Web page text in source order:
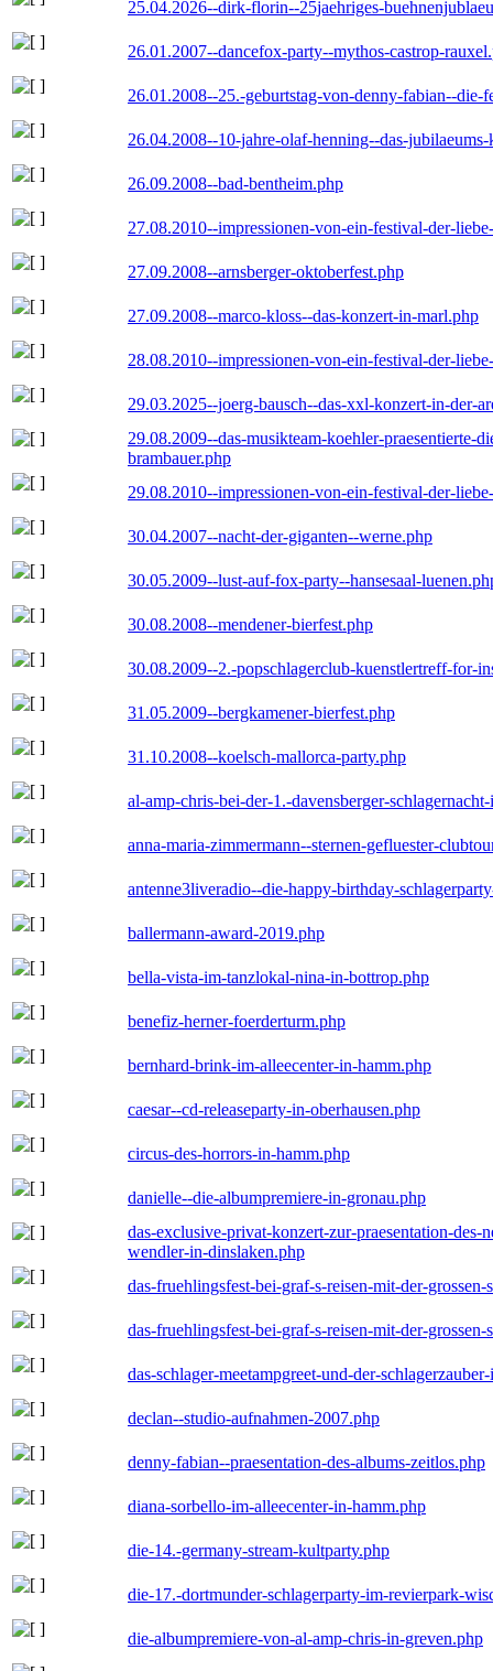
25.04.2026--dirk-florin--25jaehriges-
26.01.2007--dancefox-party--mythos-castrop-
26.01.2008--25.-geburtstag-von-denny-fabian--die-
26.04.2008--10-jahre-olaf-henning--das-
26.09.2008--bad-bentheim.php
27.08.2010--impressionen-von-ein-festival-der-
27.09.2008--arnsberger-oktoberfest.php
27.09.2008--marco-kloss--das-konzert-in-marl.php
28.08.2010--impressionen-von-ein-festival-der-
29.03.2025--joerg-bausch--das-xxl-konzert-in-der-
29.08.2009--das-musikteam-koehler-praesentierte-
brambauer.php
29.08.2010--impressionen-von-ein-festival-der-
30.04.2007--nacht-der-giganten--werne.php
30.05.2009--lust-auf-fox-party--hansesaal-
30.08.2008--mendener-bierfest.php
30.08.2009--2.-popschlagerclub-kuenstlertreff-for-
31.05.2009--bergkamener-bierfest.php
31.10.2008--koelsch-mallorca-party.php
al-amp-chris-bei-der-1.-davensberger-
anna-maria-zimmermann--sternen-gefluester-
antenne3liveradio--die-happy-birthday-
ballermann-award-2019.php
bella-vista-im-tanzlokal-nina-in-bottrop.php
benefiz-herner-foerderturm.php
bernhard-brink-im-alleecenter-in-hamm.php
caesar--cd-releaseparty-in-oberhausen.php
circus-des-horrors-in-hamm.php
danielle--die-albumpremiere-in-gronau.php
das-exclusive-privat-konzert-zur-praesentation-
wendler-in-dinslaken.php
das-fruehlingsfest-bei-graf-s-reisen-mit-der-
das-fruehlingsfest-bei-graf-s-reisen-mit-der-
das-schlager-meetampgreet-und-der-
declan--studio-aufnahmen-2007.php
denny-fabian--praesentation-des-albums-zeitlos.php
diana-sorbello-im-alleecenter-in-hamm.php
die-14.-germany-stream-kultparty.php
die-17.-dortmunder-schlagerparty-im-revierpark-
die-albumpremiere-von-al-amp-chris-in-greven.php